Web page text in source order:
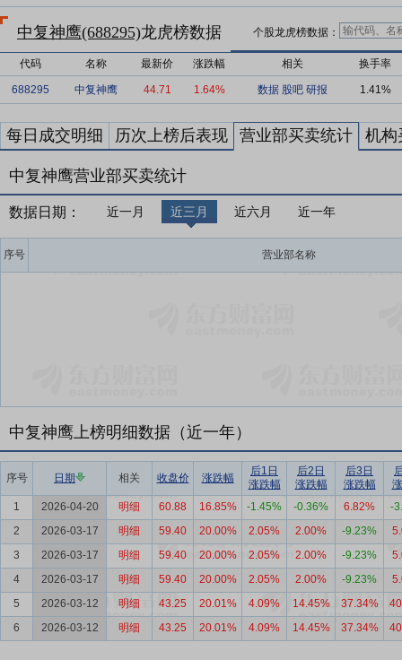
中复神鹰(688295)龙虎榜数据 个股龙虎榜数据：
代码 名称 最新价 涨跌幅 相关 换手率
688295 中复神鹰 44.71 1.64% 数据 股吧 研报 1.41%
每日成交明细 历次上榜后表现 营业部买卖统计 机构
中复神鹰营业部买卖统计
数据日期： 近一月 近三月 近六月 近一年
序号 营业部名称
中复神鹰上榜明细数据（近一年）
序号 日期 相关 收盘价 涨跌幅
后1日
涨跌幅
后2日
涨跌幅
后3日
涨跌幅
1
2026-04-20 明细 60.88 16.85% -1.45% -0.36% 6.82%
-
2
2026-03-17 明细 59.40 20.00% 2.05% 2.00% -9.23%
3
2026-03-17 明细 59.40 20.00% 2.05% 2.00% -9.23%
4
2026-03-17 明细 59.40 20.00% 2.05% 2.00% -9.23%
5
2026-03-12 明细 43.25 20.01% 4.09% 14.45% 37.34%
6
2026-03-12 明细 43.25 20.01% 4.09% 14.45% 37.34%